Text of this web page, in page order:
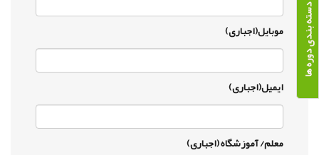
دسته بندی دوره ها موبایل(اجباری)
ایمیل(اجباری)
معلم/ آموزشگاه (اجباری)